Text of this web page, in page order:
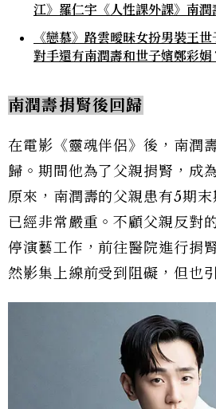
江》羅仁宇《人性課外課》南潤
《戀慕》路雲曖昧女扮男裝王
對手還有南潤壽和世子嬪鄭彩娟
南潤壽捐腎後回歸
在電影《靈魂伴侶》後，南潤
歸。期間他為了父親捐腎，成
原來，南潤壽的父親患有5期
已經非常嚴重。不顧父親反對
停演藝工作，前往醫院進行捐
然影集上線前受到阻礙，但也